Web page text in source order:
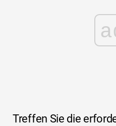
Treffen Sie die